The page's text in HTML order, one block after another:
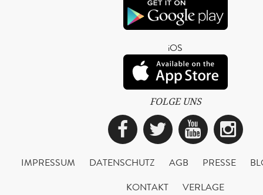
iOS
FOLGE UNS
Facebook
Twitter
IMPRESSUM DATENSCHUTZ AGB PRESSE
KONTAKT
VERLAGE